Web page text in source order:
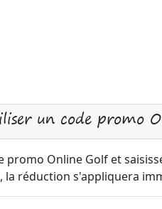
un code promo
promo Online Golf et
la réduction s'appliquera